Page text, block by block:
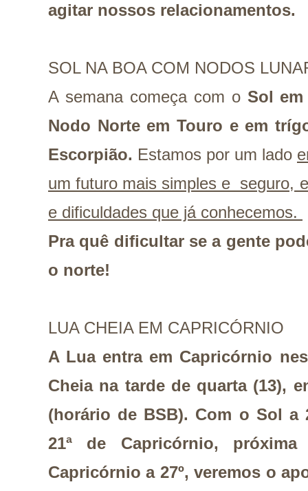
agitar nossos relacionamentos.
SOL NA BOA COM NODOS
A semana começa com o Sol
Nodo Norte em Touro e em
Escorpião. Estamos por um lado
um futuro mais simples e seguro,
e dificuldades que já conhecemos.
Pra quê dificultar se a gente
o norte!
LUA CHEIA EM CAPRICÓRNIO
A Lua entra em Capricórnio
Cheia na tarde de quarta (13),
(horário de BSB). Com o Sol a
21ª de Capricórnio,
Capricórnio a 27º, veremos o